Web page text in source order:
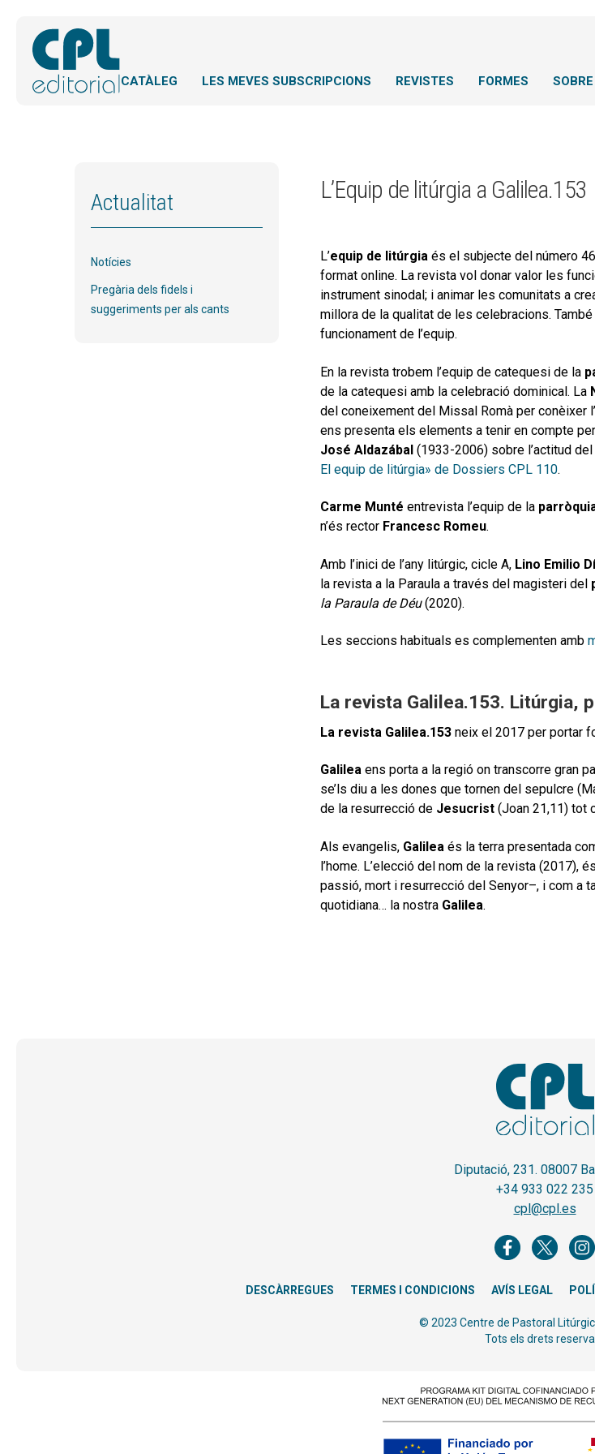
CATÀLEG LES MEVES SUBSCRIPCIONS REVISTES FORMES
L’Equip de litúrgia a Galilea.153
L’equip de litúrgiaés el subjecte del número
format online. La revista vol donar valor les
instrument sinodal; i animar les comunitats a
millora de la qualitat de les celebracions.
funcionament de l’equip.
En la revista trobem l’equip de catequesi de la
de la catequesi amb la celebració dominical. La
del coneixement del Missal Romà per conèixer
ens presenta els elements a tenir en compte
José Aldazábal(1933-2006) sobre l’actitud
El equip de litúrgia» de Dossiers CPL 110.
Carme Munté entrevista l’equip de la
n’és rector Francesc Romeu.
Amb l’inici de l’any litúrgic, cicle A, Lino Emilio
la revista a la Paraula a través del magisteri del
la Paraula de Déu(2020).
Les seccions habituals es complementen amb
La revista Galilea.153. Litúrgia,
La revista Galilea.153 neix el 2017 per portar
Galileaens porta a la regió on transcorre gran
se’ls diu a les dones que tornen del sepulcre
de la resurrecció de Jesucrist(Joan 21,11) tot
Als evangelis, Galileaés la terra presentada
l’home. L’elecció del nom de la revista (2017),
passió, mort i resurrecció del Senyor–, i com a
quotidiana… la nostra Galilea.
Actualitat
Notícies
Pregària dels fidels i
suggeriments per als cants
Diputació, 231. 08007
+34 933 022 235
cpl@cpl.es
DESCÀRREGUES TERMES I CONDICIONS AVÍS LEGAL
© 2023 Centre de Pastoral
Tots els drets